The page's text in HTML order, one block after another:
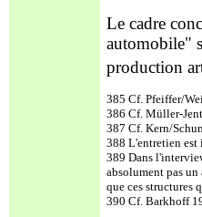
Le cadre
automobile"
production
385 Cf. Pfeiffer/
386 Cf. Müller-
387 Cf. Kern/
388 L'entretien est
389 Dans
absolument pas
que ces structures
390 Cf. Barkhoff